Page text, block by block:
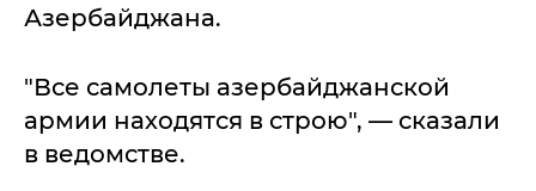
Азербайджана.
"Все самолеты азербайджанской
армии находятся в строю", — сказали
в ведомстве.